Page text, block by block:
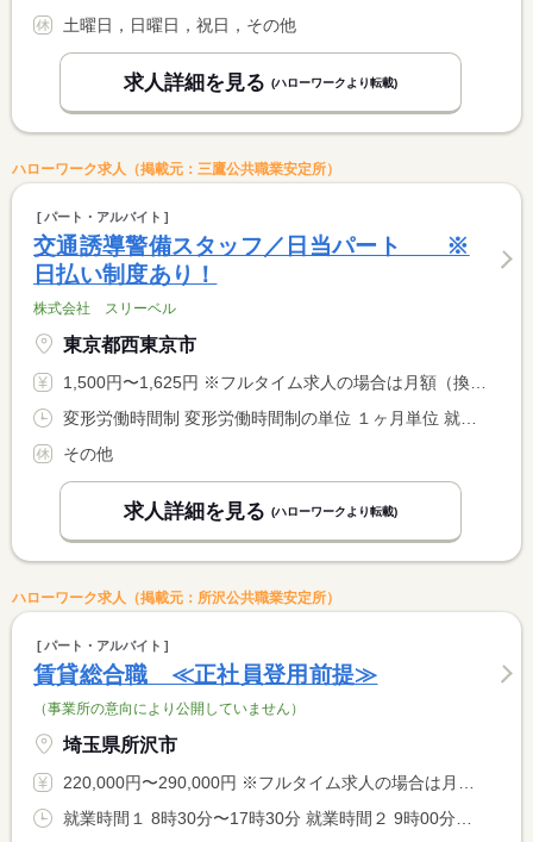
土曜日，日曜日，祝日，その他
求人詳細を見る (ハローワークより転載)
ハローワーク求人（掲載元：三鷹公共職業安定所）
パート・アルバイト
交通誘導警備スタッフ／日当パート ※
日払い制度あり！
株式会社 スリーベル
東京都西東京市
1,500円〜1,625円 ※フルタイム求人の場合は月額（換算額）、パート求人の場合は時間額を表示しています。
その他
求人詳細を見る (ハローワークより転載)
ハローワーク求人（掲載元：所沢公共職業安定所）
パート・アルバイト
賃貸総合職 ≪正社員登用前提≫
（事業所の意向により公開していません）
埼玉県所沢市
220,000円〜290,000円 ※フルタイム求人の場合は月額（換算額）、パート求人の場合は時間額を表示しています。